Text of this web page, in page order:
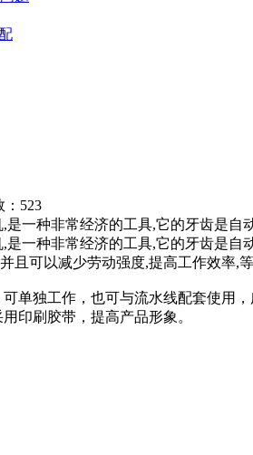
：523
一种非常经济的工具,它的牙齿是
一种非常经济的工具,它的牙齿是
且可以减少劳动强度,提高工作效率,
单独工作，也可与流水线配套使用
印刷胶带，提高产品形象。